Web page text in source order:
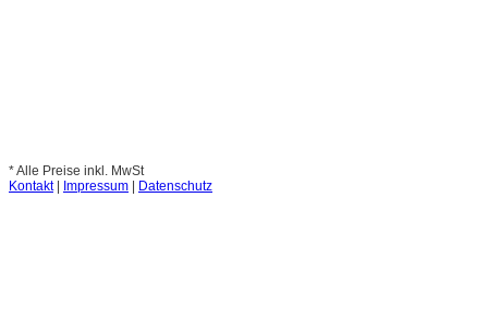
* Alle Preise inkl. MwSt
Kontakt| Impressum | Datenschutz